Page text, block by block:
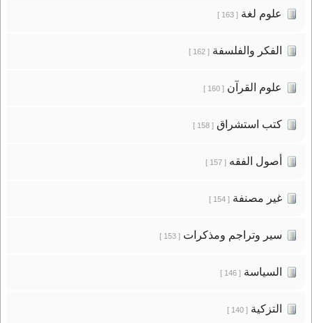
علوم لغة[ 163 ]
الفكر والفلسفة[ 162 ]
علوم القرآن[ 160 ]
كتب استشراق[ 158 ]
أصول الفقه[ 157 ]
غير مصنفة[ 154 ]
سير وتراجم ومذكرات[ 153 ]
السياسة[ 146 ]
التزكية[ 140 ]